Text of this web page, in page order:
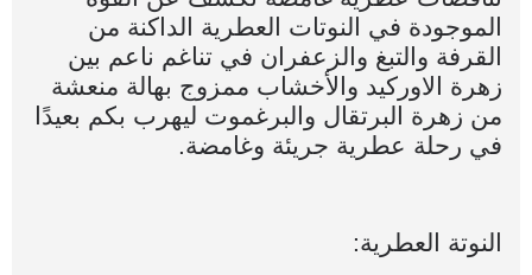
في رحلة عطرية جريئة وغامضة.
النوتة العطرية: